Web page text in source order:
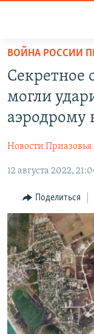
Вернуться
основному
содержанию
главной
навигации
Вернутся
поиску
СПЕЦПРОЕКТЫ
11 ЛЕТ
ЕЩЕ
ИНТЕРАКТИВ
ИНФОГРАФИКА
ТЕЛЕПРОЕКТ
СОВЕТЫ
ПРОПАВШИЕ БЕЗ
ПОБЕДИТЕЛЕЙ НЕ
ELIFBE
РАДІО СВОБОДА
КАК ОБОЙТИ
Українською
Qırımtatar
ПРИСОЕДИНЯЙТЕСЬ!
ВОЙНА РОССИИ
Секретное
могли
аэродрому
Новости Приазовья
12 августа 2022,
Поделиться